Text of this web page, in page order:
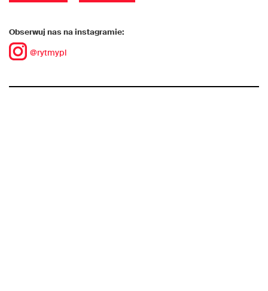
Obserwuj nas na instagramie:
@rytmypl